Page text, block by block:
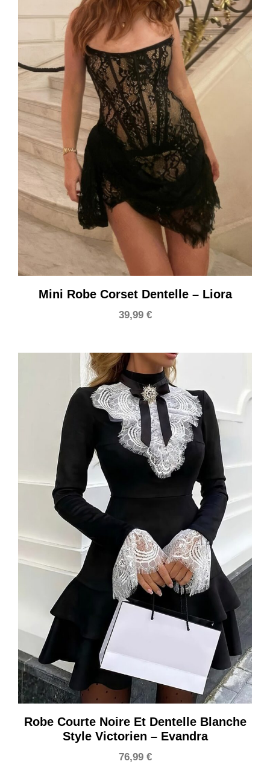
Mini Robe Corset Dentelle – Liora
39,99 €
Robe Courte Noire Et Dentelle Blanche
Style Victorien – Evandra
76,99 €